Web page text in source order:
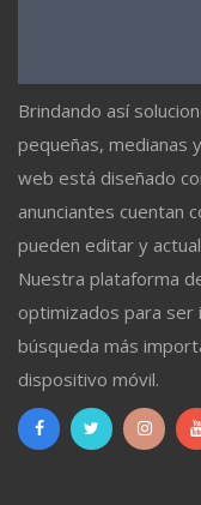
Brindando así
pequeñas, medianas
web está diseñado
anunciantes cuentan
pueden editar y
Nuestra plataforma
optimizados para
búsqueda más
dispositivo móvil.